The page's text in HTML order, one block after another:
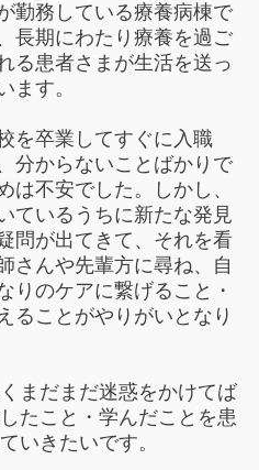
勤務している療養病棟で
長期にわたり療養を過ご
る患者さまが生活を送っ
ます。
を卒業してすぐに入職
分からないことばかりで
は不安でした。
しかし、
ているうちに新たな発見
問が出てきて、それを看
さんや先輩方に尋ね、自
りのケアに繋げること・
ることがやりがいとなり
まだまだ迷惑をかけてば
たこと・学んだことを患
いきたいです。